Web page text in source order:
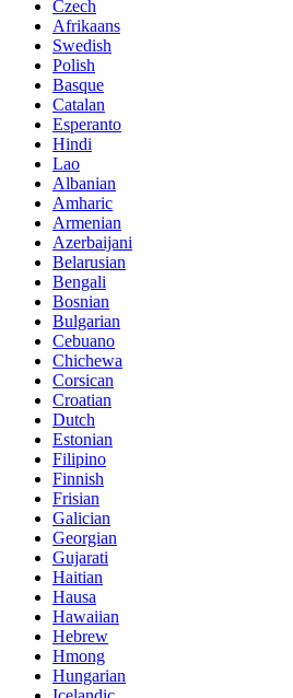
Czech
Afrikaans
Swedish
Polish
Basque
Catalan
Esperanto
Hindi
Lao
Albanian
Amharic
Armenian
Azerbaijani
Belarusian
Bengali
Bosnian
Bulgarian
Cebuano
Chichewa
Corsican
Croatian
Dutch
Estonian
Filipino
Finnish
Frisian
Galician
Georgian
Gujarati
Haitian
Hausa
Hawaiian
Hebrew
Hmong
Hungarian